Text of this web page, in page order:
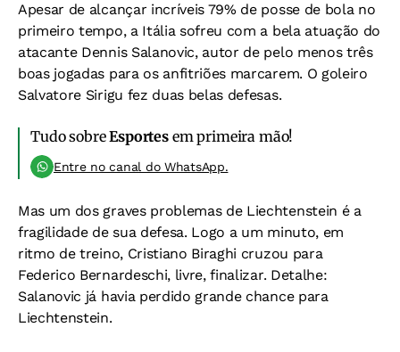
Apesar de alcançar incríveis 79% de posse de bola no
primeiro tempo, a Itália sofreu com a bela atuação do
atacante Dennis Salanovic, autor de pelo menos três
boas jogadas para os anfitriões marcarem. O goleiro
Salvatore Sirigu fez duas belas defesas.
Tudo sobreEsportesem primeira mão!
Entre no canal do WhatsApp.
Mas um dos graves problemas de Liechtenstein é a
fragilidade de sua defesa. Logo a um minuto, em
ritmo de treino, Cristiano Biraghi cruzou para
Federico Bernardeschi, livre, finalizar. Detalhe:
Salanovic já havia perdido grande chance para
Liechtenstein.